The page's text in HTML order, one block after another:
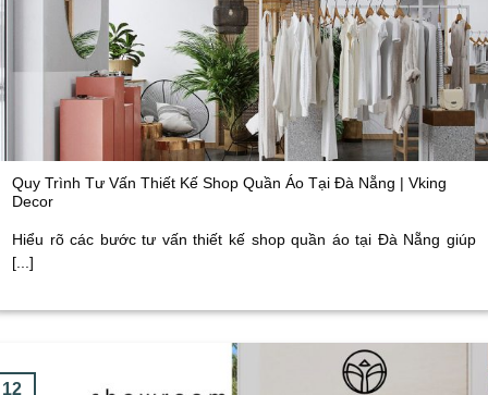
Quy Trình Tư Vấn Thiết Kế Shop Quần Áo Tại Đà Nẵng | Vking
Decor
Hiểu rõ các bước tư vấn thiết kế shop quần áo tại Đà Nẵng giúp
[...]
12